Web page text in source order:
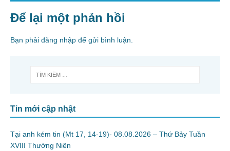
Để lại một phản hồi
Bạn phải đăng nhập để gửi bình luận.
Tin mới cập nhật
Tại anh kém tin (Mt 17, 14-19)- 08.08.2026 – Thứ Bảy Tuần
XVIII Thường Niên